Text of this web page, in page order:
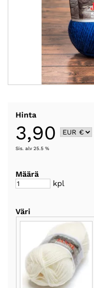
Hinta
3,90
Sis. alv 25.5 %
Määrä
kpl
Väri